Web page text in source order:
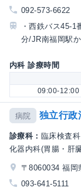
092-573-6622
・西鉄バス45-
分/JR南福岡駅
内科 診療時間
09:00-12:00
病院 独立行政
診療科： 臨床検査
化器内科(胃腸・肝
〒8060034 福岡
093-641-5111